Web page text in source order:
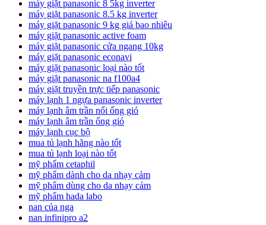
máy giặt panasonic 8 5kg inverter
máy giặt panasonic 8.5 kg inverter
máy giặt panasonic 9 kg giá bao nhiêu
máy giặt panasonic active foam
máy giặt panasonic cửa ngang 10kg
máy giặt panasonic econavi
máy giặt panasonic loại nào tốt
máy giặt panasonic na f100a4
máy giặt truyền trực tiếp panasonic
máy lạnh 1 ngựa panasonic inverter
máy lạnh âm trần nối ống gió
máy lạnh âm trần ống gió
máy lạnh cục bộ
mua tủ lạnh hãng nào tốt
mua tủ lạnh loại nào tốt
mỹ phẩm cetaphil
mỹ phẩm dành cho da nhạy cảm
mỹ phẩm dùng cho da nhạy cảm
mỹ phẩm hada labo
nan của nga
nan infinipro a2